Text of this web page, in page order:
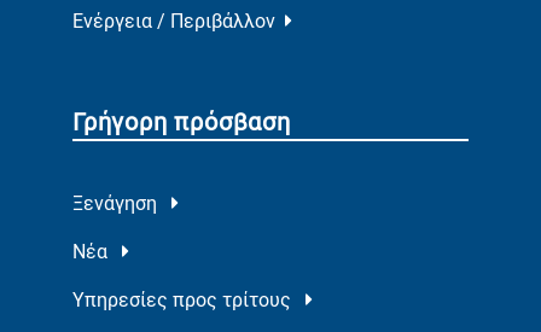
Ενέργεια / Περιβάλλον
Γρήγορη πρόσβαση
Ξενάγηση
Νέα
Υπηρεσίες προς τρίτους